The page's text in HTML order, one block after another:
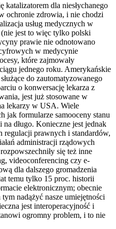
katalizatorem dla niesłychanego
ochronie zdrowia, i nie chodzi
usług medycznych w
(nie jest to więc tylko polski
prawie nie odnotowano
w medycynie
które zajmowały
jednego roku. Amerykańskie
do zautomatyzowanego
o konwersację lekarza z
jest już stosowane w
lekarzy w USA. Wiele
jak formularze samooceny stanu
długo. Konieczne jest jednak
regulacji prawnych i standardów,
administracji rządowych
się też inne
videoconferencing czy e-
dla dalszego gromadzenia
temu tylko 15 proc. historii
elektronicznym; obecnie
nadążyć nasze umiejętności
jest interoperacyjność i
ogromny problem, i to nie